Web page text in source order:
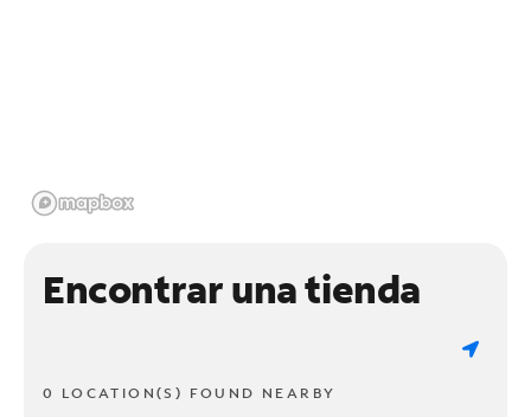
Encontrar una tienda
0 LOCATION(S) FOUND NEARBY